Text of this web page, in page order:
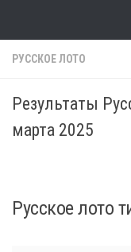
РУССКОЕ ЛОТО
Результаты
марта 2025
Русское лото